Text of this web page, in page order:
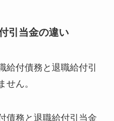
引当金の違い
給付債務と退職給付引
せん。
債務と退職給付引当金